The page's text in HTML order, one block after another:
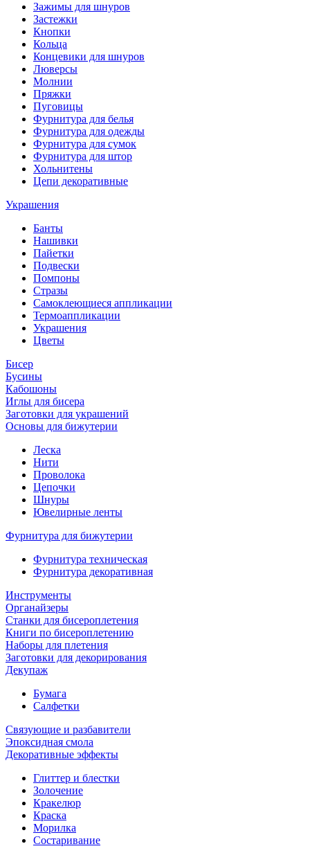
Зажимы для шнуров
Застежки
Кнопки
Кольца
Концевики для шнуров
Люверсы
Молнии
Пряжки
Пуговицы
Фурнитура для белья
Фурнитура для одежды
Фурнитура для сумок
Фурнитура для штор
Хольнитены
Цепи декоративные
Украшения
Банты
Нашивки
Пайетки
Подвески
Помпоны
Стразы
Самоклеющиеся аппликации
Термоаппликации
Украшения
Цветы
Бисер
Бусины
Кабошоны
Иглы для бисера
Заготовки для украшений
Основы для бижутерии
Леска
Нити
Проволока
Цепочки
Шнуры
Ювелирные ленты
Фурнитура для бижутерии
Фурнитура техническая
Фурнитура декоративная
Инструменты
Органайзеры
Станки для бисероплетения
Книги по бисероплетению
Наборы для плетения
Заготовки для декорирования
Декупаж
Бумага
Салфетки
Связующие и разбавители
Эпоксидная смола
Декоративные эффекты
Глиттер и блестки
Золочение
Кракелюр
Краска
Морилка
Состаривание